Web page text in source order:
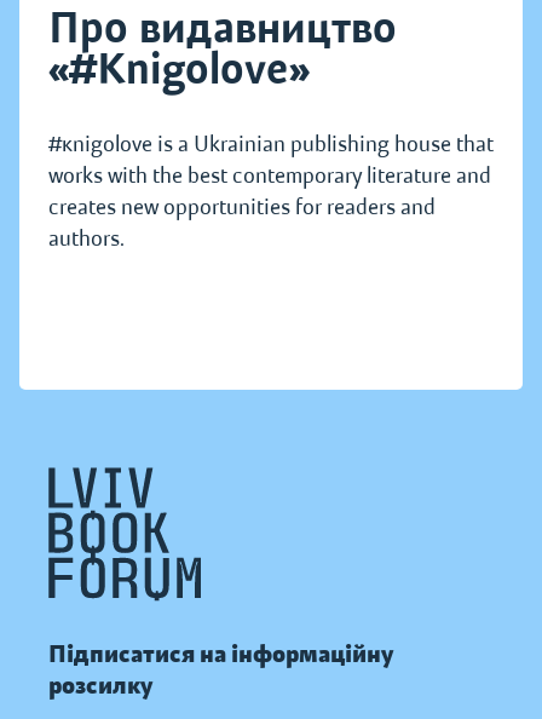
Про видавництво
«#Knigolove»
#кnigolove is a Ukrainian publishing house that
works with the best contemporary literature and
creates new opportunities for readers and
authors.
Підписатися на інформаційну
розсилку